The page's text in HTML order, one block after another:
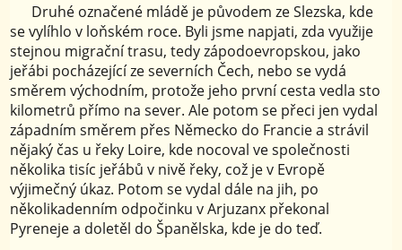
Druhé označené mládě je původem ze Slezska, kde
se vylíhlo v loňském roce. Byli jsme napjati, zda využije
stejnou migrační trasu, tedy zápodoevropskou, jako
jeřábi pocházející ze severních Čech, nebo se vydá
směrem východním, protože jeho první cesta vedla sto
kilometrů přímo na sever. Ale potom se přeci jen vydal
západním směrem přes Německo do Francie a strávil
nějaký čas u řeky Loire, kde nocoval ve společnosti
několika tisíc jeřábů v nivě řeky, což je v Evropě
výjimečný úkaz. Potom se vydal dále na jih, po
několikadenním odpočinku v Arjuzanx překonal
Pyreneje a doletěl do Španělska, kde je do teď.